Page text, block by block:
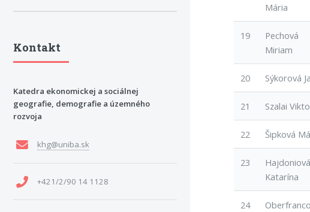
Mária
19
Pechová
Miriam
20 Sýkorová
21 Szalai
22 Šipková
23
Hajdoniová
Katarína
24
Kontakt
Katedra ekonomickej a sociálnej
geografie, demografie a územného
rozvoja
khg@uniba.sk
+421/2/90 14 1128